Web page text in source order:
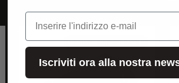
spedizioni dalla Germania
e-mail
Iscriviti ora alla nostra